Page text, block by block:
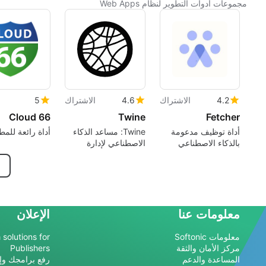
مجموعات أدوات التطوير لنظام Web Apps
4.2 الاشتراك
Fetcher
أداة توظيف مدعومة
بالذكاء الاصطناعي
4.6 الاشتراك
Twine
Twine: مساعد الذكاء
الاصطناعي لإدارة
5
Cloud 66
أداة رائعة
معلومات عنا
معلومات Softonic
مركز الأمان والثقة
المساعدة والدعم
الإعلان
solutions for
Publishers
رفع برامجك